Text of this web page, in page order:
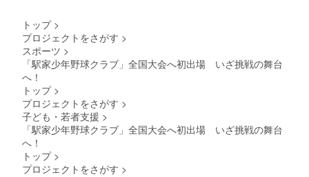
トップ >
プロジェクトをさがす >
スポーツ >
「駅家少年野球クラブ」全国大会へ初出場 いざ挑戦の舞台
へ！
トップ >
プロジェクトをさがす >
子ども・若者支援 >
「駅家少年野球クラブ」全国大会へ初出場 いざ挑戦の舞台
へ！
トップ >
プロジェクトをさがす >